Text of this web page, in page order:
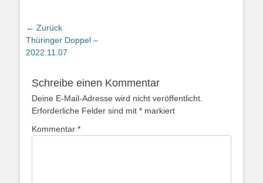
← Zurück
Vorhergehender
Beitrag:
Thüringer Doppel –
2022.11.07
Schreibe einen Kommentar
Deine E-Mail-Adresse wird nicht veröffentlicht.
Erforderliche Felder sind mit * markiert
Kommentar *